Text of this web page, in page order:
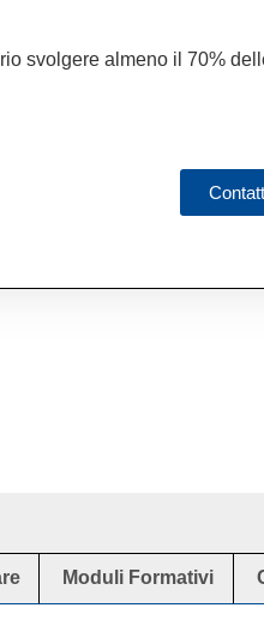
svolgere almeno il 70%
Moduli Formativi